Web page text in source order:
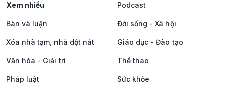
Xem nhiều Podcast
Bàn và luận Đời sống - Xã hội
Xóa nhà tạm, nhà dột nát Giáo dục - Đào tạo
Văn hóa - Giải trí Thể thao
Pháp luật Sức khỏe